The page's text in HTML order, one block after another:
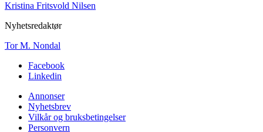
Kristina Fritsvold Nilsen
Nyhetsredaktør
Tor M. Nondal
Facebook
Linkedin
Annonser
Nyhetsbrev
Vilkår og bruksbetingelser
Personvern